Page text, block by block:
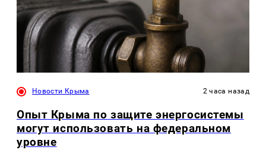
Новости Крыма 2 часа назад
Опыт Крыма по защите энергосистемы
могут использовать на федеральном
уровне